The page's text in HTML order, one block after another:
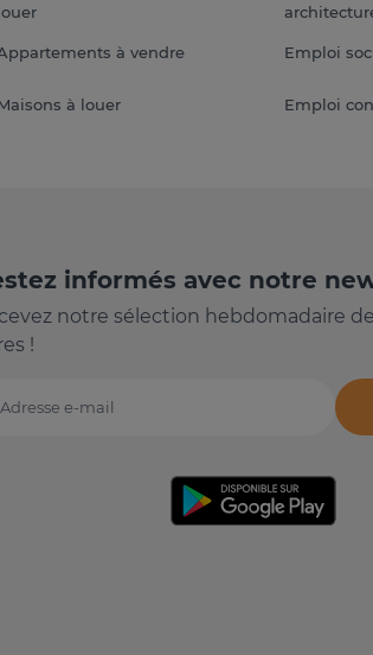
à vendre
à louer
Emploi
Emploi
informés avec notre
notre sélection hebdomadaire
!
e-mail